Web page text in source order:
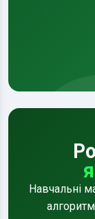
Навчальні